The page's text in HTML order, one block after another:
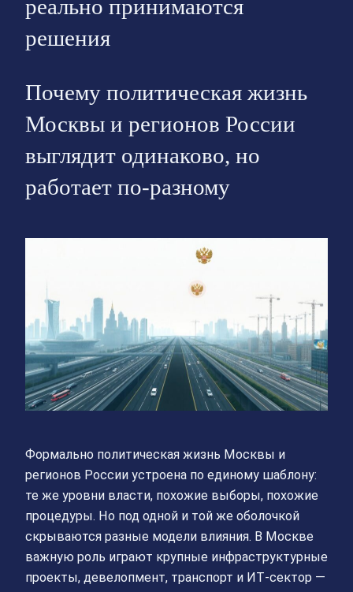
реально принимаются
решения
Почему политическая жизнь
Москвы и регионов России
выглядит одинаково, но
работает по-разному
Формально политическая жизнь Москвы и
регионов России устроена по единому шаблону:
те же уровни власти, похожие выборы, похожие
процедуры. Но под одной и той же оболочкой
скрываются разные модели влияния. В Москве
важную роль играют крупные инфраструктурные
проекты, девелопмент, транспорт и ИТ‑сектор —